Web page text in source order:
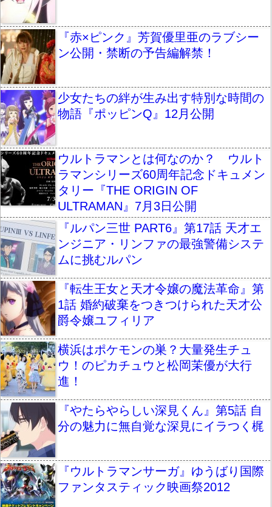
『赤×ピンク』芳賀優里亜のラブシー
ン公開・禁断の予告編解禁！
少女たちの絆が生み出す特別な時間の
物語『ポッピンQ』12月公開
ウルトラマンとは何なのか？ ウルト
ラマンシリーズ60周年記念ドキュメン
タリー『THE ORIGIN OF
ULTRAMAN』7月3日公開
『ルパン三世 PART6』第17話 天才エ
ンジニア・リンファの最強警備システ
ムに挑むルパン
『転生王女と天才令嬢の魔法革命』第
1話 婚約破棄をつきつけられた天才公
爵令嬢ユフィリア
横浜はポケモンの巣？大量発生チュ
ウ！のピカチュウと松岡茉優が大行
進！
『やたらやらしい深見くん』第5話 自
分の魅力に無自覚な深見にイラつく梶
『ウルトラマンサーガ』ゆうばり国際
ファンタスティック映画祭2012